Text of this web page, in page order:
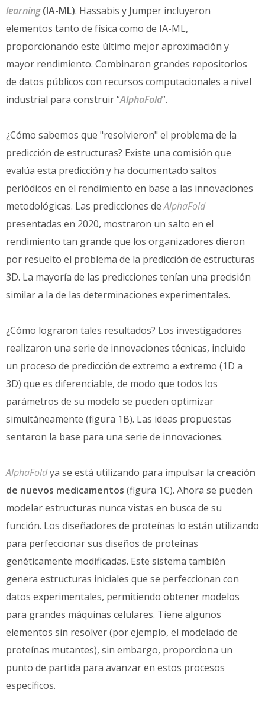
learning(IA-ML). Hassabis y Jumper incluyeron
elementos tanto de física como de IA-ML,
proporcionando este último mejor aproximación y
mayor rendimiento. Combinaron grandes repositorios
de datos públicos con recursos computacionales a nivel
industrial para construir “AlphaFold”.
¿Cómo sabemos que "resolvieron" el problema de la
predicción de estructuras? Existe una comisión que
evalúa esta predicción y ha documentado saltos
periódicos en el rendimiento en base a las innovaciones
metodológicas. Las predicciones deAlphaFold
presentadas en 2020, mostraron un salto en el
rendimiento tan grande que los organizadores dieron
por resuelto el problema de la predicción de estructuras
3D. La mayoría de las predicciones tenían una precisión
similar a la de las determinaciones experimentales.
¿Cómo lograron tales resultados? Los investigadores
realizaron una serie de innovaciones técnicas, incluido
un proceso de predicción de extremo a extremo (1D a
3D) que es diferenciable, de modo que todos los
parámetros de su modelo se pueden optimizar
simultáneamente (figura 1B). Las ideas propuestas
sentaron la base para una serie de innovaciones.
AlphaFoldya se está utilizando para impulsar la creación
de nuevos medicamentos (figura 1C). Ahora se pueden
modelar estructuras nunca vistas en busca de su
función. Los diseñadores de proteínas lo están utilizando
para perfeccionar sus diseños de proteínas
genéticamente modificadas. Este sistema también
genera estructuras iniciales que se perfeccionan con
datos experimentales, permitiendo obtener modelos
para grandes máquinas celulares. Tiene algunos
elementos sin resolver (por ejemplo, el modelado de
proteínas mutantes), sin embargo, proporciona un
punto de partida para avanzar en estos procesos
específicos.